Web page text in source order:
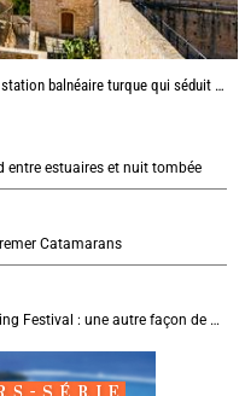
turque qui séduit jusque de l’autre côté de la mer Égée
entre estuaires et nuit tombée
Catamarans
Le slow nautisme s'invite au Cannes Yachting Festival : une autre façon de naviguer prend le large